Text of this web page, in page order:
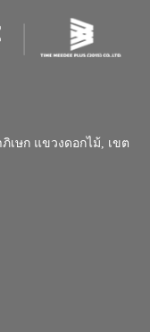
เษก แขวงดอกไม้, เขต